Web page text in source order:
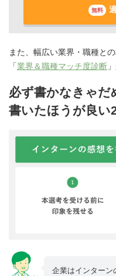
無料
また、幅広い業界・職種と
「業界＆職種マッチ度診断
必ず書かなきゃだ
書いたほうが良い
企業はインターン